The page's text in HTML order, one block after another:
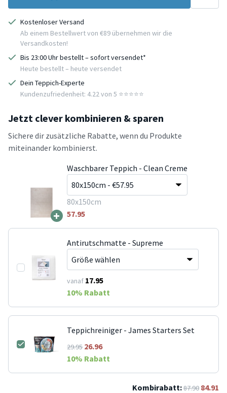
Kostenloser Versand
Ab einem Bestellwert von €89 übernehmen wir die
Versandkosten!
Bis 23:00 Uhr bestellt – sofort versendet*
Heute bestellt – heute versendet
Dein Teppich-Experte
Kundenzufriedenheit: 4.22 von 5 ⭐️⭐️⭐️⭐️⭐️
Jetzt clever kombinieren & sparen
Sichere dir zusätzliche Rabatte, wenn du Produkte
miteinander kombinierst.
+
Waschbarer Teppich - Clean Creme
80x150cm
57.95
Antirutschmatte - Supreme
vanaf 17.95
10% Rabatt
Teppichreiniger - James Starters Set
29.9526.96
10% Rabatt
Kombirabatt:87.90 84.91